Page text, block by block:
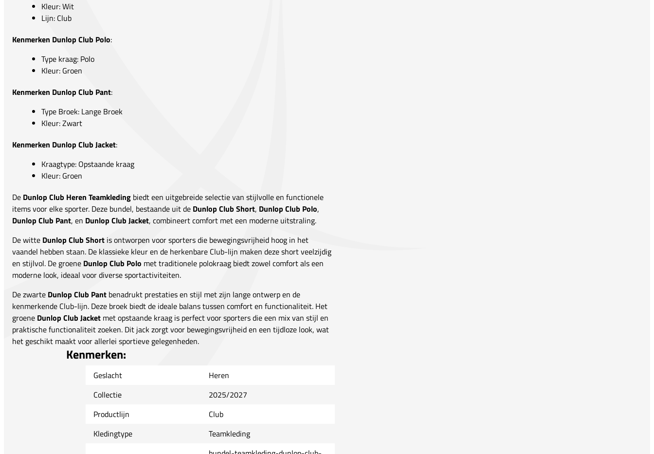
Kleur: Wit
Lijn: Club
Kenmerken Dunlop Club Polo:
Type kraag: Polo
Kleur: Groen
Kenmerken Dunlop Club Pant:
Type Broek: Lange Broek
Kleur: Zwart
Kenmerken Dunlop Club Jacket:
Kraagtype: Opstaande kraag
Kleur: Groen
De Dunlop Club Heren Teamkleding biedt een uitgebreide selectie van stijlvolle en functionele
items voor elke sporter. Deze bundel, bestaande uit de Dunlop Club Short, Dunlop Club Polo,
Dunlop Club Pant, en Dunlop Club Jacket, combineert comfort met een moderne uitstraling.
De witte Dunlop Club Short is ontworpen voor sporters die bewegingsvrijheid hoog in het
vaandel hebben staan. De klassieke kleur en de herkenbare Club-lijn maken deze short veelzijdig
en stijlvol. De groene Dunlop Club Polo met traditionele polokraag biedt zowel comfort als een
moderne look, ideaal voor diverse sportactiviteiten.
De zwarte Dunlop Club Pant benadrukt prestaties en stijl met zijn lange ontwerp en de
kenmerkende Club-lijn. Deze broek biedt de ideale balans tussen comfort en functionaliteit. Het
groene Dunlop Club Jacket met opstaande kraag is perfect voor sporters die een mix van stijl en
praktische functionaliteit zoeken. Dit jack zorgt voor bewegingsvrijheid en een tijdloze look, wat
het geschikt maakt voor allerlei sportieve gelegenheden.
Kenmerken:
Geslacht
Heren
Collectie
2025/2027
Productlijn
Club
Kledingtype
Teamkleding